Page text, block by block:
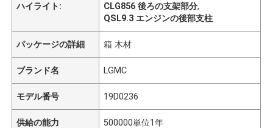
ハイライト:
CLG856 後ろの支架部分,
QSL9.3 エンジンの後部支柱
パッケージの詳細 箱 木材
ブランド名 LGMC
モデル番号 19D0236
供給の能力 500000単位1年